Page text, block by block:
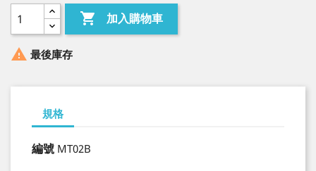
 加入購物車
 最後庫存
規格
編號 MT02B